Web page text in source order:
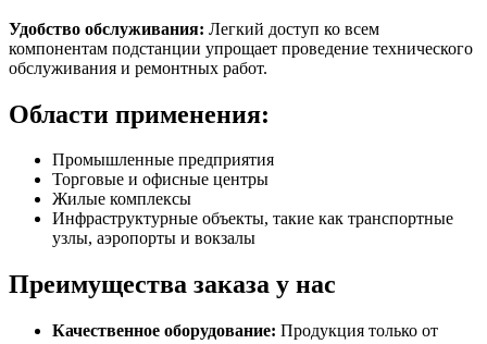
Удобство обслуживания: Легкий доступ ко всем
компонентам подстанции упрощает проведение технического
обслуживания и ремонтных работ.
Области применения:
Промышленные предприятия
Торговые и офисные центры
Жилые комплексы
Инфраструктурные объекты, такие как транспортные
узлы, аэропорты и вокзалы
Преимущества заказа у нас
Качественное оборудование: Продукция только от